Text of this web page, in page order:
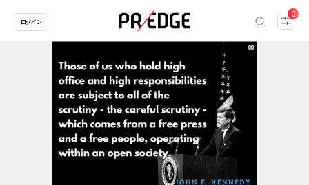
0
ログイン